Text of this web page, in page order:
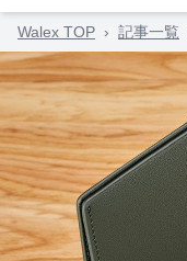
Walex TOP › 記事一覧